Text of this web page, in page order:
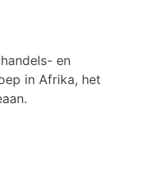
en
in Afrika, het